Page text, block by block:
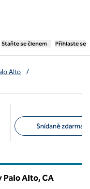
,otevře se nová záložka
Staňte se členem Přihlaste se
Alto
/
Snídaně zdarma
Palo Alto,CA